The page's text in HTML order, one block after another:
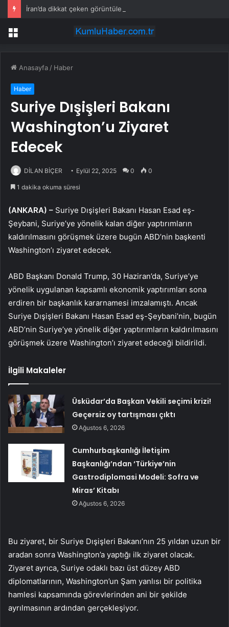
Menü
Anasayfa / Haber
Haber
Suriye Dışişleri Bakanı
Washington’u Ziyaret
Edecek
DİLAN BİÇER Eylül 22, 2025 0 0
1 dakika okuma süresi
(ANKARA) – Suriye Dışişleri Bakanı Hasan Esad eş-
Şeybani, Suriye’ye yönelik kalan diğer yaptırımların
kaldırılmasını görüşmek üzere bugün ABD’nin başkenti
Washington’ı ziyaret edecek.
ABD Başkanı Donald Trump, 30 Haziran’da, Suriye’ye
yönelik uygulanan kapsamlı ekonomik yaptırımları sona
erdiren bir başkanlık kararnamesi imzalamıştı. Ancak
Suriye Dışişleri Bakanı Hasan Esad eş-Şeybani’nin, bugün
ABD’nin Suriye’ye yönelik diğer yaptırımların kaldırılmasını
görüşmek üzere Washington’ı ziyaret edeceği bildirildi.
İlgili Makaleler
Üsküdar’da Başkan Vekili seçimi krizi!
Geçersiz oy tartışması çıktı
Ağustos 6, 2026
Cumhurbaşkanlığı İletişim
Başkanlığı’ndan ‘Türkiye’nin
Gastrodiplomasi Modeli: Sofra ve
Miras’ Kitabı
Ağustos 6, 2026
Bu ziyaret, bir Suriye Dışişleri Bakanı’nın 25 yıldan uzun bir
aradan sonra Washington’a yaptığı ilk ziyaret olacak.
Ziyaret ayrıca, Suriye odaklı bazı üst düzey ABD
diplomatlarının, Washington’un Şam yanlısı bir politika
hamlesi kapsamında görevlerinden ani bir şekilde
ayrılmasının ardından gerçekleşiyor.